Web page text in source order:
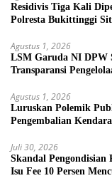
Residivis Tiga Kali
Polresta Bukittinggi
Agustus 1, 2026
LSM Garuda NI DPW
Transparansi
Agustus 1, 2026
Luruskan Polemik
Pengembalian
Juli 30, 2026
Skandal
Isu Fee 10 Persen